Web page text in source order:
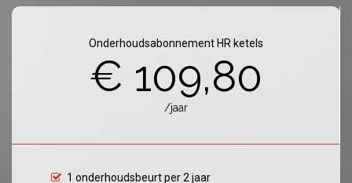
Onderhoudsabonnement HR ketels
€ 109,80
/jaar
1 onderhoudsbeurt per 2 jaar